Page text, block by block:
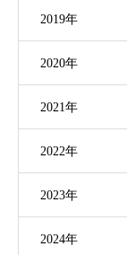
2019年
2020年
2021年
2022年
2023年
2024年